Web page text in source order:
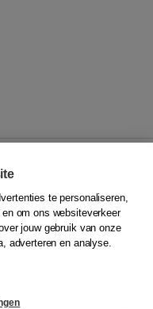
te personaliseren,
om ons websiteverkeer
jouw gebruik van onze
adverteren en analyse.